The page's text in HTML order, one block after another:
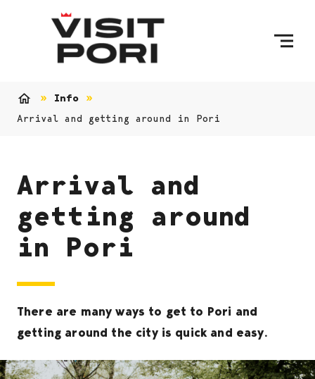
Info
Arrival and getting around in Pori
Arrival and
getting around
in Pori
There are many ways to get to Pori and
getting around the city is quick and easy.